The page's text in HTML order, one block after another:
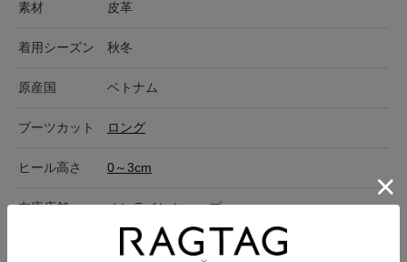
素材 皮革
着用シーズン 秋冬
原産国 ベトナム
ブーツカット ロング
ヒール高さ 0～3cm
在庫店舗 オンラインショップ